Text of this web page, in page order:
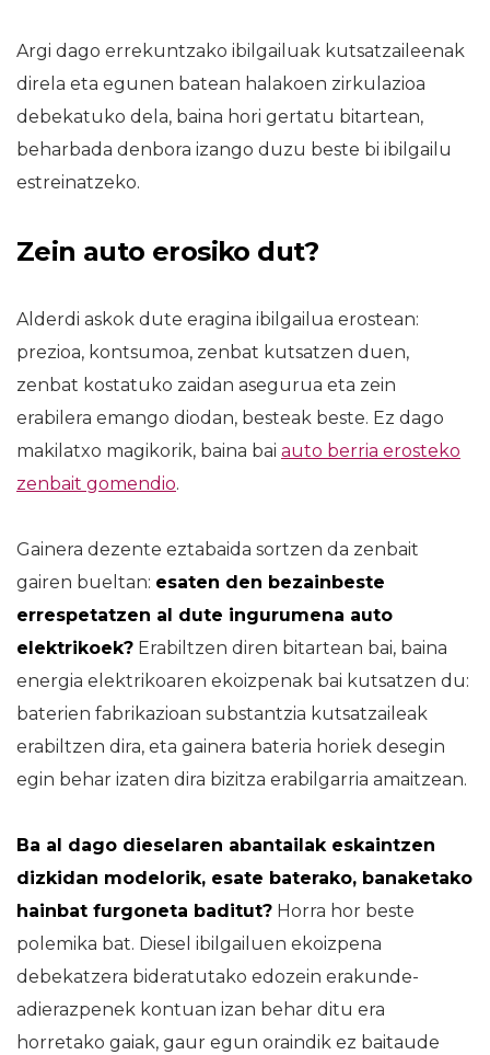
Argi dago errekuntzako ibilgailuak kutsatzaileenak
direla eta egunen batean halakoen zirkulazioa
debekatuko dela, baina hori gertatu bitartean,
beharbada denbora izango duzu beste bi ibilgailu
estreinatzeko.
Zein auto erosiko dut?
Alderdi askok dute eragina ibilgailua erostean:
prezioa, kontsumoa, zenbat kutsatzen duen,
zenbat kostatuko zaidan asegurua eta zein
erabilera emango diodan, besteak beste. Ez dago
makilatxo magikorik, baina bai auto berria erosteko
zenbait gomendio.
Gainera dezente eztabaida sortzen da zenbait
gairen bueltan: esaten den bezainbeste
errespetatzen al dute ingurumena auto
elektrikoek? Erabiltzen diren bitartean bai, baina
energia elektrikoaren ekoizpenak bai kutsatzen du:
baterien fabrikazioan substantzia kutsatzaileak
erabiltzen dira, eta gainera bateria horiek desegin
egin behar izaten dira bizitza erabilgarria amaitzean.
Ba al dago dieselaren abantailak eskaintzen
dizkidan modelorik, esate baterako, banaketako
hainbat furgoneta baditut? Horra hor beste
polemika bat. Diesel ibilgailuen ekoizpena
debekatzera bideratutako edozein erakunde-
adierazpenek kontuan izan behar ditu era
horretako gaiak, gaur egun oraindik ez baitaude